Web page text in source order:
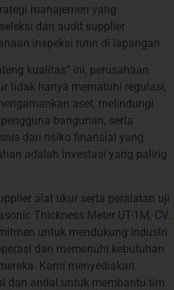
manajemen yang
dan audit supplier
inspeksi rutin di lapangan.
kualitas” ini, perusahaan
tidak hanya mematuhi regulasi,
aset, melindungi
bangunan, serta
dari risiko finansial yang
adalah investasi yang paling
alat ukur serta peralatan uji
Thickness Meter UT-1M, CV.
untuk mendukung industri
dan memenuhi kebutuhan
Kami menyediakan
dan andal untuk membantu tim